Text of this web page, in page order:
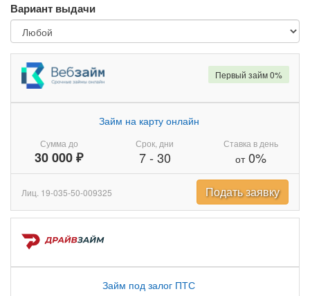
Вариант выдачи
Сумма до
30 000 ₽
Займ на карту онлайн
Срок, дни
7- 30
Ставка в день
от0%
Первый займ 0%
Лиц. 19-035-50-009325 Подать заявку
Займ под залог ПТС